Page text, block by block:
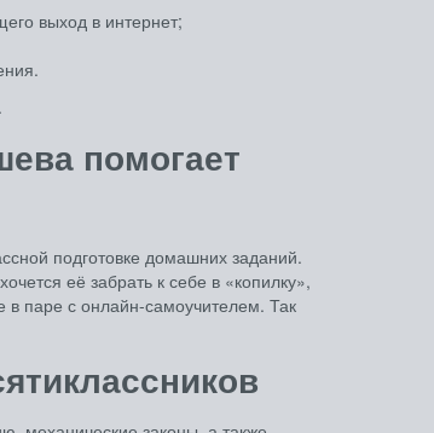
выход в интернет;
помогает
подготовке домашних заданий.
её забрать к себе в «копилку»,
в паре с онлайн-самоучителем. Так